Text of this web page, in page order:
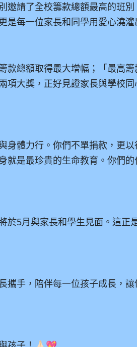
邀請了全校籌款總額最高的班
是每一位家長和同學用愛心澆灌
款總額取得最大增幅；「最高
項大獎，正好見證家長與學校
身體力行。你們不單捐款，更
就是最珍貴的生命教育。你們
於5月與家長和學生見面。這正
攜手，陪伴每一位孩子成長，